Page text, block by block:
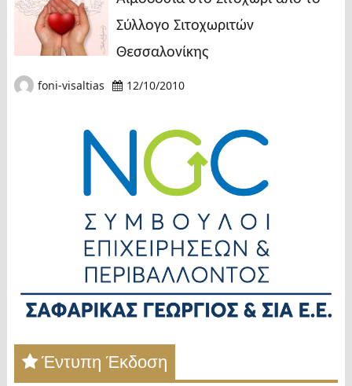
Σύλλογο Σιτοχωριτών
Θεσσαλονίκης
foni-visaltias 12/10/2010
Έντυπη Έκδοση